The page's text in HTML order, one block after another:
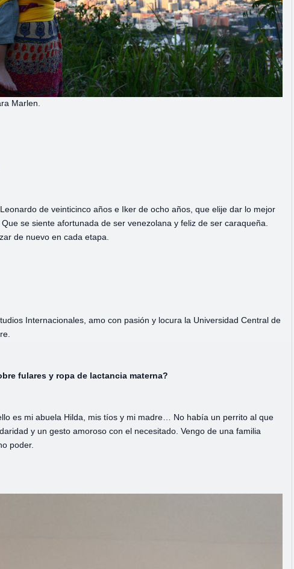
Marlen.
de veinticinco años e Iker de ocho años, que elije dar lo mejor
se siente afortunada de ser venezolana y feliz de ser caraqueña.
de nuevo en cada etapa.
Internacionales, amo con pasión y locura la Universidad Central de
fulares y ropa de lactancia materna?
es mi abuela Hilda, mis tíos y mi madre… No había un perrito al que
y un gesto amoroso con el necesitado. Vengo de una familia
poder.